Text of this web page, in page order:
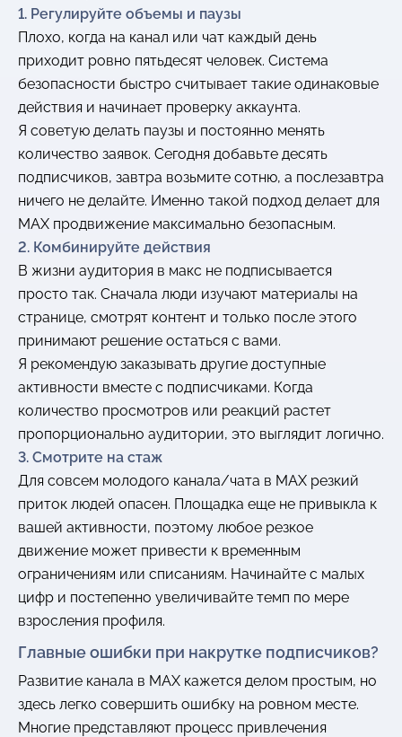
1. Регулируйте объемы и паузы
Плохо, когда на канал или чат каждый день
приходит ровно пятьдесят человек. Система
безопасности быстро считывает такие одинаковые
действия и начинает проверку аккаунта.
Я советую делать паузы и постоянно менять
количество заявок. Сегодня добавьте десять
подписчиков, завтра возьмите сотню, а послезавтра
ничего не делайте. Именно такой подход делает для
MAX продвижение максимально безопасным.
2. Комбинируйте действия
В жизни аудитория в макс не подписывается
просто так. Сначала люди изучают материалы на
странице, смотрят контент и только после этого
принимают решение остаться с вами.
Я рекомендую заказывать другие доступные
активности вместе с подписчиками. Когда
количество просмотров или реакций растет
пропорционально аудитории, это выглядит логично.
3. Смотрите на стаж
Для совсем молодого канала/чата в MAX резкий
приток людей опасен. Площадка еще не привыкла к
вашей активности, поэтому любое резкое
движение может привести к временным
ограничениям или списаниям. Начинайте с малых
цифр и постепенно увеличивайте темп по мере
взросления профиля.
Главные ошибки при накрутке подписчиков?
Развитие канала в MAX кажется делом простым, но
здесь легко совершить ошибку на ровном месте.
Многие представляют процесс привлечения